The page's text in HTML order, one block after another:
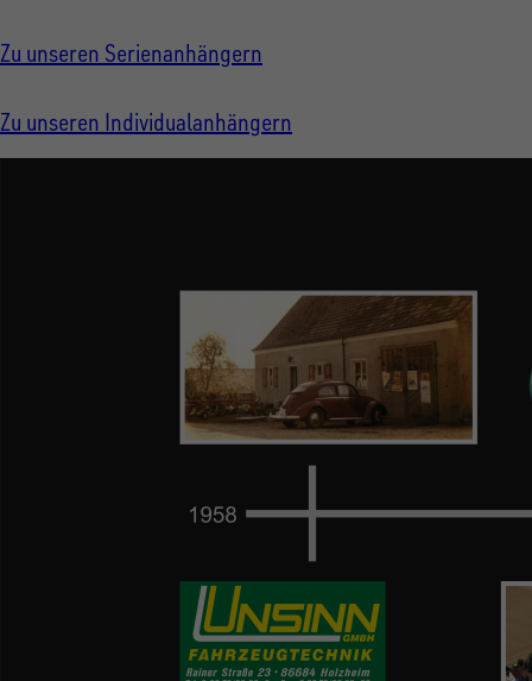
Zu unseren Serienanhängern
Zu unseren Individualanhängern